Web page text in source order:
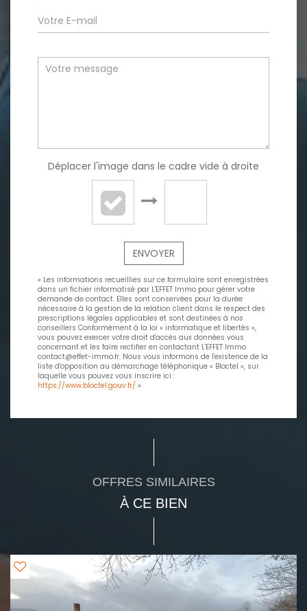
Déplacer l'image dans le cadre vide à droite
ENVOYER
« Les informations recueillies sur ce formulaire sont enregistrées
dans un fichier informatisé par L'EFFET Immo pour gérer votre
demande de contact. Elles sont conservées pour la durée
nécessaire à la gestion de la relation client dans le respect des
prescriptions légales applicables et sont destinées à nos
conseillers Conformément à la loi « informatique et libertés »,
vous pouvez exercer votre droit d'accès aux données vous
concernant et les faire rectifier en contactant L'EFFET Immo
contact@effet-immo.fr. Nous vous informons de l'existence de la
liste d'opposition au démarchage téléphonique « Bloctel », sur
laquelle vous pouvez vous inscrire ici :
https://www.bloctel.gouv.fr/ »
OFFRES SIMILAIRES
À CE BIEN